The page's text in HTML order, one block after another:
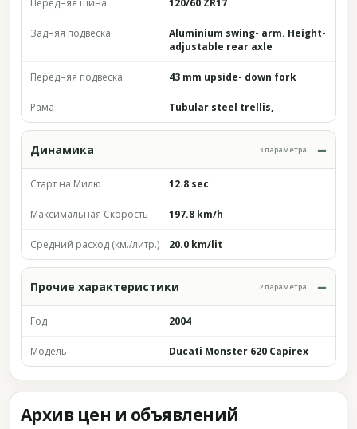
Передняя шина 120/60 ZR17
Задняя подвеска
Aluminium swing- arm. Height-
adjustable rear axle
Передняя подвеска 43 mm upside- down fork
Рама Tubular steel trellis,
Динамика 3 параметра
Старт на Милю 12.8 sec
Максимальная Скорость 197.8 km/h
Средний расход (км./литр.) 20.0 km/lit
Прочие характеристики 2 параметра
Год 2004
Модель Ducati Monster 620 Capirex
Архив цен и объявлений